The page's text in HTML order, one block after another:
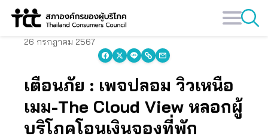
Skip
26 กรกฎาคม 2567
เตือนภัย : เพจปลอม วิวเหนือ
เมม-The Cloud View หลอกผู้
บริโภคโอนเงินจองที่พัก